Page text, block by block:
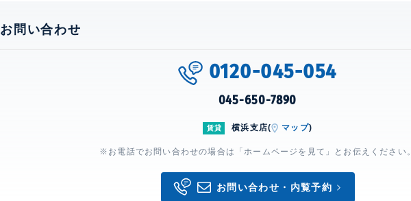
お問い合わせ
0120-045-054
045-650-7890
賃貸 横浜支店( マップ)
※お電話でお問い合わせの場合は「ホームページを見て」とお伝えください
お問い合わせ・内覧予約